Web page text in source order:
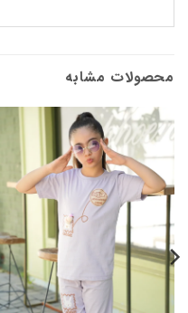
محصولات مشابه